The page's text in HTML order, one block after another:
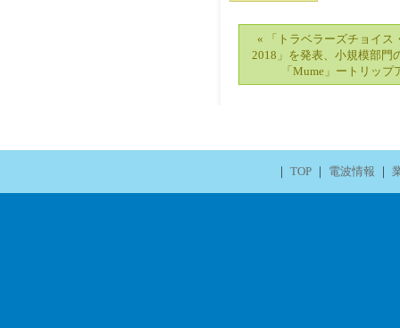
« 「トラベラーズチョイス
2018」を発表、小規模部門
「Mume」ートリップ
｜ TOP｜ 電波情報 ｜